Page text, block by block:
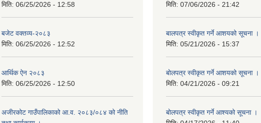
मिति: 06/25/2026 - 12:58
बजेट वक्तव्य-२०८३
मिति: 06/25/2026 - 12:52
आर्थिक ऐन २०८३
मिति: 06/25/2026 - 12:50
अजीरकोट गाउँपालिकाको आ.व. २०८३/०८४ को नीति
मिति: 07/06/2026 - 21:42
बालपत्र स्वीकृत गर्ने आशयको सूचना ।
मिति: 05/21/2026 - 15:37
बोलपत्र स्वीकृत गर्ने आशयको सूचना ।
मिति: 04/21/2026 - 09:21
बोलपत्र स्वीकृत गर्ने आश्यको सूचना ।